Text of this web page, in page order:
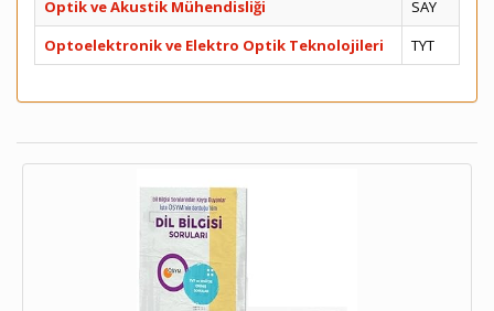
Optik ve Akustik Mühendisliği
SAY
Optoelektronik ve Elektro Optik Teknolojileri
TYT